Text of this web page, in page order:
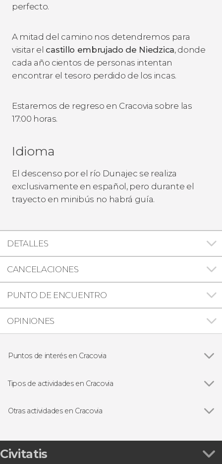
perfecto.
A mitad del camino nos detendremos para
visitar el castillo embrujado de Niedzica, donde
cada año cientos de personas intentan
encontrar el tesoro perdido de los incas.
Estaremos de regreso en Cracovia sobre las
17:00 horas.
Idioma
El descenso por el río Dunajec se realiza
exclusivamente en español, pero durante el
trayecto en minibús no habrá guía.
DETALLES
CANCELACIONES
PUNTO DE ENCUENTRO
OPINIONES
Puntos de interés en Cracovia
Castillo de Wawel
Minas de Sal de Wieliczka
Tipos de actividades en Cracovia
Free tours en Cracovia
Gastronomía en Cracovia
Otras actividades en Cracovia
Wawel
Espectáculo de folclore polaco con cena
Civitatis